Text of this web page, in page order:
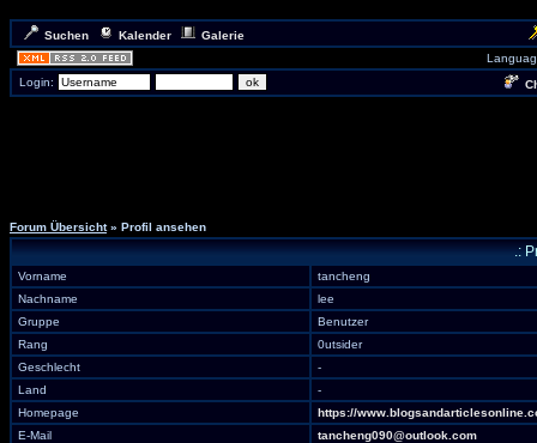
Suchen Kalender
Galerie
Login:
Forum Übersicht» Profil ansehen
.:
Vorname
tancheng
Nachname
lee
Gruppe
Benutzer
Rang
0utsider
Geschlecht
-
Land
-
Homepage
https://
E-Mail
tancheng090@outlook.com